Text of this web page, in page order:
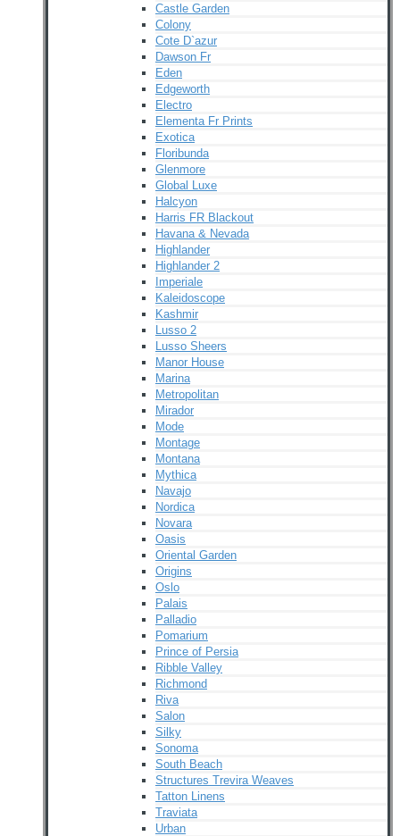
Castle Garden
Colony
Cote D`azur
Dawson Fr
Eden
Edgeworth
Electro
Elementa Fr Prints
Exotica
Floribunda
Glenmore
Global Luxe
Halcyon
Harris FR Blackout
Havana & Nevada
Highlander
Highlander 2
Imperiale
Kaleidoscope
Kashmir
Lusso 2
Lusso Sheers
Manor House
Marina
Metropolitan
Mirador
Mode
Montage
Montana
Mythica
Navajo
Nordica
Novara
Oasis
Oriental Garden
Origins
Oslo
Palais
Palladio
Pomarium
Prince of Persia
Ribble Valley
Richmond
Riva
Salon
Silky
Sonoma
South Beach
Structures Trevira Weaves
Tatton Linens
Traviata
Urban